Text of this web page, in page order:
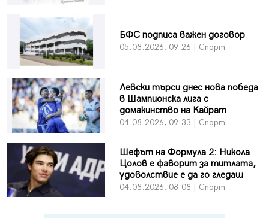
БФC подписа важен договор
05.08.2026, 09:26 | Спорт
Левски търси днес нова победа
в Шампионска лига с
домакинство на Кайрат
04.08.2026, 09:33 | Спорт
Шефът на Формула 2: Никола
Цолов е фаворит за титлата,
удоволствие е да го гледаш
04.08.2026, 08:08 | Спорт